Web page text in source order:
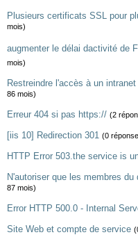
Plusieurs certificats SSL pour
mois)
augmenter le délai dactivité de
mois)
Restreindre l'accès à un
86 mois)
Erreur 404 si pas https:// (2
[iis 10] Redirection 301 (0
HTTP Error 503.the service is
N'autoriser que les membres
87 mois)
Error HTTP 500.0 - Internal
Site Web et compte de service